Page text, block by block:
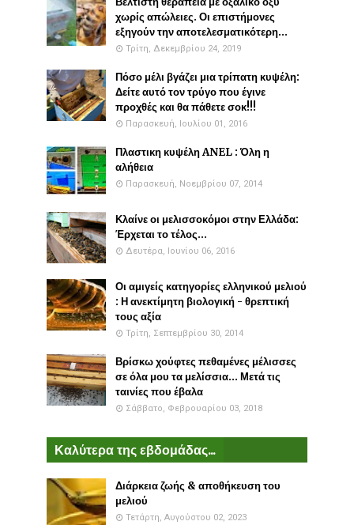
χωρίς απώλειες. Οι επιστήμονες
εξηγούν την αποτελεσματικότερη...
Τρίτη, Δεκεμβρίου 24, 2019
Πόσο μέλι βγάζει μια τρίπατη κυψέλη:
Δείτε αυτό τον τρύγο που έγινε
προχθές και θα πάθετε σοκ!!!
Παρασκευή, Ιουλίου 01, 2016
Πλαστικη κυψέλη ANEL : Όλη η
αλήθεια
Παρασκευή, Νοεμβρίου 07, 2014
Κλαίνε οι μελισσοκόμοι στην Ελλάδα:
Έρχεται το τέλος...
Δευτέρα, Ιουνίου 06, 2016
Οι αμιγείς κατηγορίες ελληνικού μελιού
: Η ανεκτίμητη βιολογική - θρεπτική
τους αξία
Τρίτη, Σεπτεμβρίου 30, 2014
Βρίσκω χούφτες πεθαμένες μέλισσες
σε όλα μου τα μελίσσια... Μετά τις
ταινίες που έβαλα
Σάββατο, Φεβρουαρίου 03, 2018
Καλύτερα της εβδομάδας...
Διάρκεια ζωής & αποθήκευση του
μελιού
Τετάρτη, Αυγούστου 02, 2023